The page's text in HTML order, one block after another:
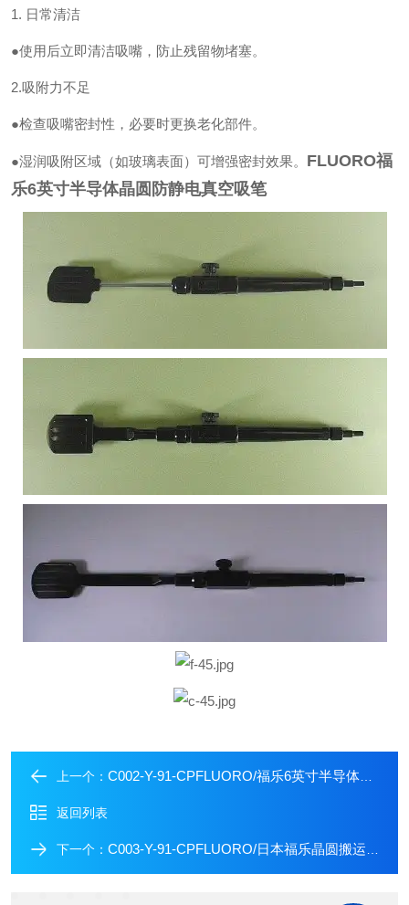
1. 日常清洁
●使用后立即清洁吸嘴，防止残留物堵塞。
2.吸附力不足
●检查吸嘴密封性，必要时更换老化部件。
●湿润吸附区域（如玻璃表面）可增强密封效果。 FLUORO福
乐6英寸半导体晶圆防静电真空吸笔
上一个： C002-Y-91-CPFLUORO/福乐6英寸半导体晶圆真空静电吸笔
返回列表
下一个： C003-Y-91-CPFLUORO/日本福乐晶圆搬运防静电真空吸笔